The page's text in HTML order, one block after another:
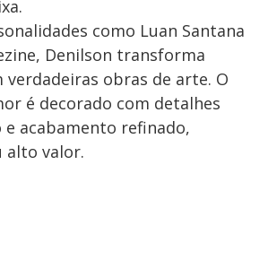
y
V
i
s
como Luan Santana
Denilson transforma
verdadeiras obras de arte. O
é decorado com detalhes
acabamento refinado,
alto valor.